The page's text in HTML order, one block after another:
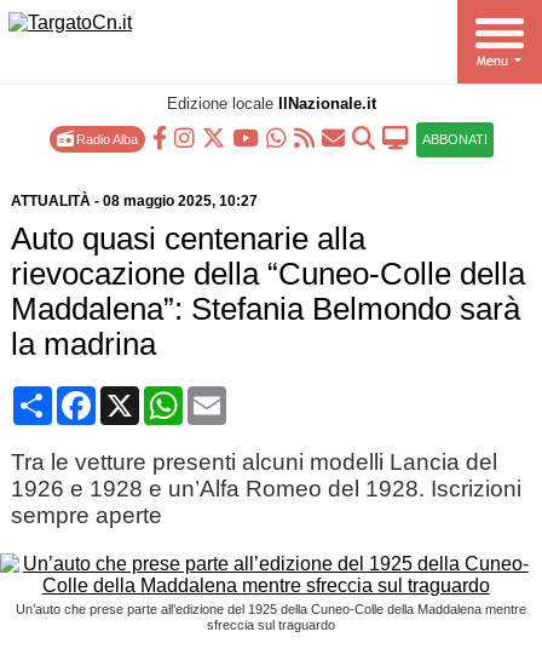
Edizione locale IlNazionale.it
Radio Alba ABBONATI
ATTUALITÀ- 08 maggio 2025, 10:27
Auto quasi centenarie alla
rievocazione della “Cuneo-Colle della
Maddalena”: Stefania Belmondo sarà
la madrina
CondividiFacebook
X WhatsApp
Email
Tra le vetture presenti alcuni modelli Lancia del
1926 e 1928 e un’Alfa Romeo del 1928. Iscrizioni
sempre aperte
Un’auto che prese parte all’edizione del 1925 della Cuneo-Colle della Maddalena mentre
sfreccia sul traguardo